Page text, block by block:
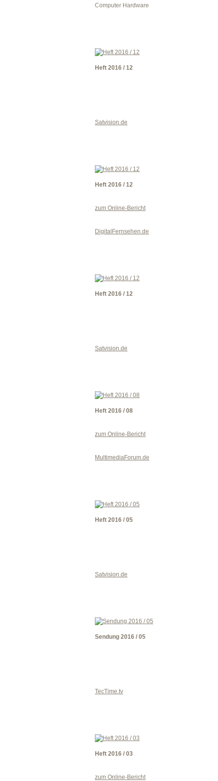
Computer Hardware
Heft 2016 / 12
Satvision.de
Heft 2016 / 12
zum Online-Bericht
DigitalFernsehen.de
Heft 2016 / 12
Satvision.de
Heft 2016 / 08
zum Online-Bericht
MultimediaForum.de
Heft 2016 / 05
Satvision.de
Sendung 2016 / 05
TecTime.tv
Heft 2016 / 03
zum Online-Bericht